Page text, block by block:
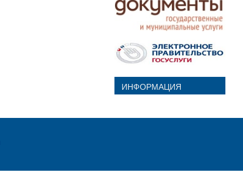
ИНФОРМАЦИЯ